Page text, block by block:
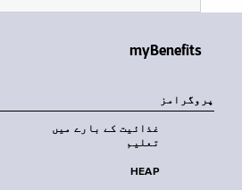
myBenefits
پروگرامز
غذائیت کے بارے میں
تعلیم
HEAP